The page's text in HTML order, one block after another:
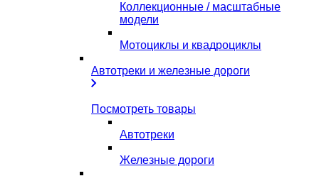
Коллекционные / масштабные
модели
Мотоциклы и квадроциклы
Автотреки и железные дороги
Посмотреть товары
Автотреки
Железные дороги